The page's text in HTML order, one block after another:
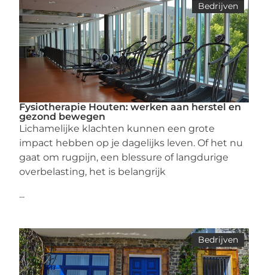
Bedrijven
Fysiotherapie Houten: werken aan herstel en
gezond bewegen
Lichamelijke klachten kunnen een grote
impact hebben op je dagelijks leven. Of het nu
gaat om rugpijn, een blessure of langdurige
overbelasting, het is belangrijk
...
Bedrijven